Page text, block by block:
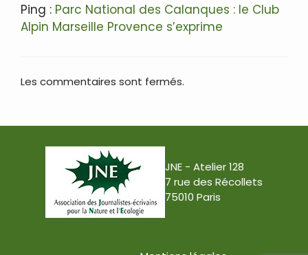
Ping : Parc National des Calanques : le Club
Alpin Marseille Provence s’exprime
Les commentaires sont fermés.
JNE - Atelier 128
7 rue des Récollets
75010 Paris